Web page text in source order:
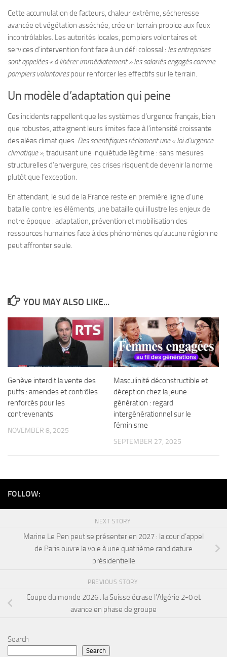
Cette accumulation de facteurs, chaleur extrême, sécheresse
avancée et végétation asséchée, crée un terrain propice aux feux
incontrôlables. Les autorités locales, pompiers volontaires et
services d’intervention font face à un défi colossal : les entreprises
sont appelées « à libérer immédiatement » les salariés engagés comme
pompiers volontairespour renforcer les effectifs sur le terrain.
Un modèle d’adaptation qui peine
Ces incidents rappellent que les systèmes d’urgence français, bien
que robustes, atteignent leurs limites face à l’intensité croissante
des aléas climatiques. Des scientifiques réclament une « loi d’urgence
climatique », traduisant une inquiétude légitime : sans mesures
structurelles d’envergure, ces crises risquent de devenir la norme
plutôt que l’exception.
En attendant, le sud de la France reste en première ligne d’une
bataille contre les éléments, une bataille qui illustre les enjeux de
notre époque : adaptation, prévention et mobilisation des
ressources humaines face à des phénomènes qu’aucune région ne
peut affronter seule.
YOU MAY ALSO LIKE...
Genève interdit la vente des
puffs : amendes et contrôles
renforcés pour les
contrevenants
NOVEMBER 8, 2025
Masculinité déconstructible et
déception chez la jeune
génération : regard
intergénérationnel sur le
féminisme
SEPTEMBER 27, 2025
FOLLOW:
NEXT STORY
Marine Le Pen peut se présenter en 2027 : la cour d’appel
de Paris ouvre la voie à une quatrième candidature
présidentielle
PREVIOUS STORY
Coupe du monde 2026 : la Suisse écrase l’Algérie 2-0 et
avance en phase de groupe
Search
Search